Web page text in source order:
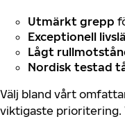
Utmärkt grepp
Exceptionell
Lågt
Nordisk testad
Välj bland vårt
viktigaste prioritering.